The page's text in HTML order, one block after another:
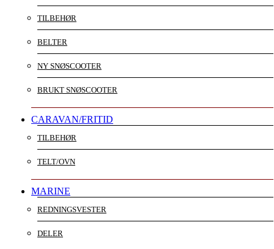
TILBEHØR
BELTER
NY SNØSCOOTER
BRUKT SNØSCOOTER
CARAVAN/FRITID
TILBEHØR
TELT/OVN
MARINE
REDNINGSVESTER
DELER